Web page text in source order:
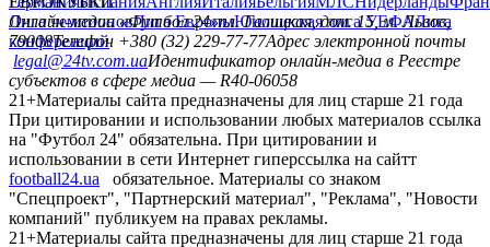
Лига чемпионовЛига ЕвропыЮношеская лига УЕФАЛига
конференций
Онлайн-медиа «Футбол 24»пл. Галицкая, дом. 15, м. Львов,
79008Телефон +380 (32) 229-77-77Адрес электронной почты
legal@24tv.com.uaИдентификатор онлайн-медиа в Реестре
субъектов в сфере медиа — R40-06058
21+Материалы сайта предназначены для лиц старше 21 года
При цитировании и использовании любых материалов ссылка
на "Футбол 24" обязательна. При цитировании и
использовании в сети Интернет гиперссылка на сайтт
football24.ua
обязательное. Материалы со знаком
"Спецпроект", "Партнерский материал", "Реклама", "Новости
компаний" публикуем на правах рекламы.
21+Материалы сайта предназначены для лиц старше 21 года